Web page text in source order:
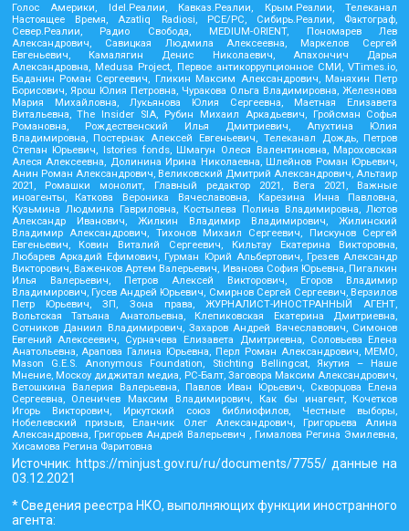
Голос Америки, Idel.Реалии, Кавказ.Реалии, Крым.Реалии, Телеканал
Настоящее Время, Azatliq Radiosi, PCE/PC, Сибирь.Реалии, Фактограф,
Север.Реалии, Радио Свобода, MEDIUM-ORIENT, Пономарев Лев
Александрович, Савицкая Людмила Алексеевна, Маркелов Сергей
Евгеньевич, Камалягин Денис Николаевич, Апахончич Дарья
Александровна, Medusa Project, Первое антикоррупционное СМИ, VTimes.io,
Баданин Роман Сергеевич, Гликин Максим Александрович, Маняхин Петр
Борисович, Ярош Юлия Петровна, Чуракова Ольга Владимировна, Железнова
Мария Михайловна, Лукьянова Юлия Сергеевна, Маетная Елизавета
Витальевна, The Insider SIA, Рубин Михаил Аркадьевич, Гройсман Софья
Романовна, Рождественский Илья Дмитриевич, Апухтина Юлия
Владимировна, Постернак Алексей Евгеньевич, Телеканал Дождь, Петров
Степан Юрьевич, Istories fonds, Шмагун Олеся Валентиновна, Мароховская
Алеся Алексеевна, Долинина Ирина Николаевна, Шлейнов Роман Юрьевич,
Анин Роман Александрович, Великовский Дмитрий Александрович, Альтаир
2021, Ромашки монолит, Главный редактор 2021, Вега 2021, Важные
иноагенты, Каткова Вероника Вячеславовна, Карезина Инна Павловна,
Кузьмина Людмила Гавриловна, Костылева Полина Владимировна, Лютов
Александр Иванович, Жилкин Владимир Владимирович, Жилинский
Владимир Александрович, Тихонов Михаил Сергеевич, Пискунов Сергей
Евгеньевич, Ковин Виталий Сергеевич, Кильтау Екатерина Викторовна,
Любарев Аркадий Ефимович, Гурман Юрий Альбертович, Грезев Александр
Викторович, Важенков Артем Валерьевич, Иванова София Юрьевна, Пигалкин
Илья Валерьевич, Петров Алексей Викторович, Егоров Владимир
Владимирович, Гусев Андрей Юрьевич, Смирнов Сергей Сергеевич, Верзилов
Петр Юрьевич, ЗП, Зона права, ЖУРНАЛИСТ-ИНОСТРАННЫЙ АГЕНТ,
Вольтская Татьяна Анатольевна, Клепиковская Екатерина Дмитриевна,
Сотников Даниил Владимирович, Захаров Андрей Вячеславович, Симонов
Евгений Алексеевич, Сурначева Елизавета Дмитриевна, Соловьева Елена
Анатольевна, Арапова Галина Юрьевна, Перл Роман Александрович, МЕМО,
Mason G.E.S. Anonymous Foundation, Stichting Bellingcat, Якутия – Наше
Мнение, Москоу диджитал медиа, РС-Балт, Заговора Максим Александрович,
Ветошкина Валерия Валерьевна, Павлов Иван Юрьевич, Скворцова Елена
Сергеевна, Оленичев Максим Владимирович, Как бы инагент, Кочетков
Игорь Викторович, Иркутский союз библиофилов, Честные выборы,
Нобелевский призыв, Еланчик Олег Александрович, Григорьева Алина
Александровна, Григорьев Андрей Валерьевич , Гималова Регина Эмилевна,
Хисамова Регина Фаритовна
Источник: https://minjust.gov.ru/ru/documents/7755/данные на
03.12.2021
* Сведения реестра НКО, выполняющих функции иностранного
агента: